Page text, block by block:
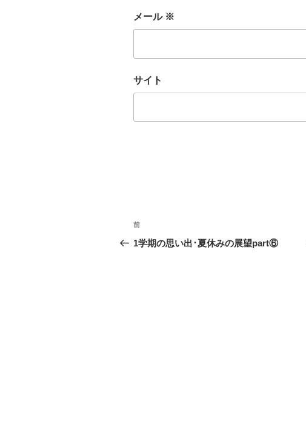
メール ※
サイト
投
稿
前
の
前
1学期の思い出･夏休みの展望part⑥